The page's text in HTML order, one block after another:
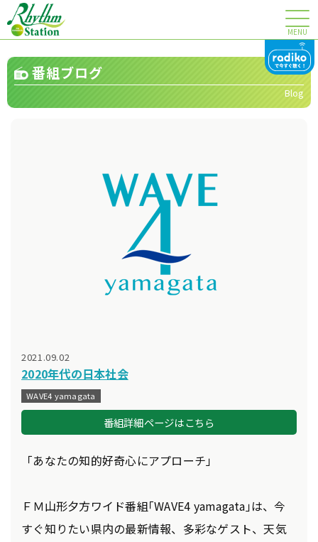
MENU
番組ブログ
Blog
2021.09.02
2020年代の日本社会
WAVE4 yamagata
番組詳細ページはこちら
「あなたの知的好奇心にアプローチ」
ＦＭ山形夕方ワイド番組｢WAVE4 yamagata｣は、今
すぐ知りたい県内の最新情報、多彩なゲスト、天気